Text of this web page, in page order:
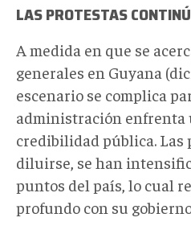
LAS PROTESTAS
A medida en que se
generales en Guyana
escenario se complica
administración enfrenta
credibilidad pública. Las
diluirse, se han
puntos del país, lo cual
profundo con su